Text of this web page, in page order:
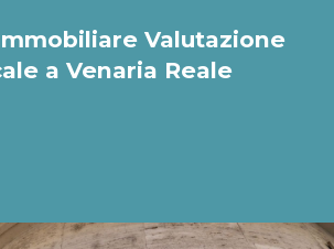
Valutazione
a Venaria Reale